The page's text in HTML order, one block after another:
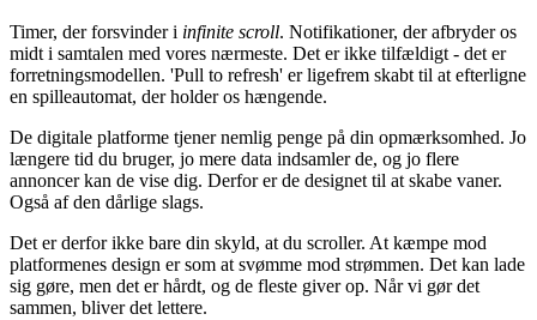
Timer, der forsvinder i infinite scroll. Notifikationer, der afbryder os
midt i samtalen med vores nærmeste. Det er ikke tilfældigt - det er
forretningsmodellen. 'Pull to refresh' er ligefrem skabt til at efterligne
en spilleautomat, der holder os hængende.
De digitale platforme tjener nemlig penge på din opmærksomhed. Jo
længere tid du bruger, jo mere data indsamler de, og jo flere
annoncer kan de vise dig. Derfor er de designet til at skabe vaner.
Også af den dårlige slags.
Det er derfor ikke bare din skyld, at du scroller. At kæmpe mod
platformenes design er som at svømme mod strømmen. Det kan lade
sig gøre, men det er hårdt, og de fleste giver op. Når vi gør det
sammen, bliver det lettere.